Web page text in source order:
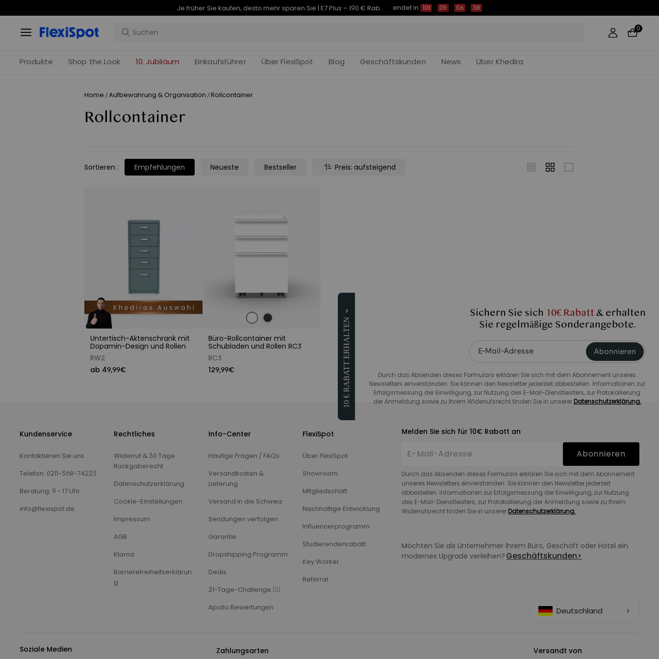
Je früher Sie kaufen, desto mehr sparen Sie | E7 Plus – 190 € Rabatt endet in 10t : 09 : 06 : 37
0
Produkte Shop the Look 10. Jubiläum Einkaufsführer Über FlexiSpot Blog Geschäftskunden News Über Khedira
Home /Aufbewahrung & Organisation /Rollcontainer
Rollcontainer
Sortieren : Empfehlungen Neueste Bestseller Preis: aufsteigend
Untertisch-Aktenschrank mit
Dopamin-Design und Rollen
RW2
ab 49,99€
Büro-Rollcontainer mit
Schubladen und Rollen RC3
RC3
129,99€
Kundenservice
Kontaktieren Sie uns
Telefon: 0211-368-74223
Beratung: 9 - 17 Uhr
info@flexispot.de
Rechtliches
Widerruf & 30 Tage
Rückgaberecht
Datenschutzerklärung
Cookie-Einstellungen
Impressum
AGB
Klarna
Barrierefreiheitserklärun
g
Info-Center
Häufige Fragen / FAQs
Versandkosten &
Lieferung
Versand in die Schweiz
Sendungen verfolgen
Garantie
Dropshipping Programm
Deals
21-Tage-Challenge 🏃‍♂️
Apollo Bewertungen
FlexiSpot
Über FlexiSpot
Showroom
Mitgliedschaft
Nachhaltige Entwicklung
Influencerprogramm
Studierendenrabatt
Key Worker
Referral
Melden Sie sich für 10€ Rabatt an
Abonnieren
Durch das Absenden dieses Formulars erklären Sie sich mit dem Abonnement
unseres Newsletters einverstanden. Sie können den Newsletter jederzeit
abbestellen. Informationen zur Erfolgsmessung der Einwilligung, zur Nutzung
des E-Mail-Dienstleisters, zur Protokollierung der Anmeldung sowie zu Ihrem
Widerrufsrecht finden Sie in unserer Datenschutzerklärung.
Möchten Sie als Unternehmer Ihrem Büro, Geschäft oder Hotel ein
modernes Upgrade verleihen? Geschäftskunden>
Deutschland
Soziale Medien Zahlungsarten Versandt von
10 € RABATT ERHALTEN
Sichern Sie sich 10€ Rabatt & erhalten
Sie regelmäßige Sonderangebote.
Abonnieren
Durch das Absenden dieses Formulars erklären Sie sich mit dem Abonnement unseres
Newsletters einverstanden. Sie können den Newsletter jederzeit abbestellen. Informationen zur
Erfolgsmessung der Einwilligung, zur Nutzung des E-Mail-Dienstleisters, zur Protokollierung
der Anmeldung sowie zu Ihrem Widerrufsrecht finden Sie in unsererDatenschutzerklärung.